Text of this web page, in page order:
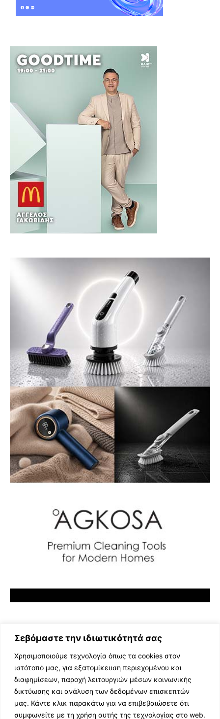
Σεβόμαστε την ιδιωτικότητά σας
Χρησιμοποιούμε τεχνολογία όπως τα cookies στον
ιστότοπό μας, για εξατομίκευση περιεχομένου και
διαφημίσεων, παροχή λειτουργιών μέσων κοινωνικής
δικτύωσης και ανάλυση των δεδομένων επισκεπτών
μας. Κάντε κλικ παρακάτω για να επιβεβαιώσετε ότι
συμφωνείτε με τη χρήση αυτής της τεχνολογίας στο web.
ΕΛΛΗΝΙΚΗ ΜΟΥΣΙΚΗ
TV SHOWS
EVENTS